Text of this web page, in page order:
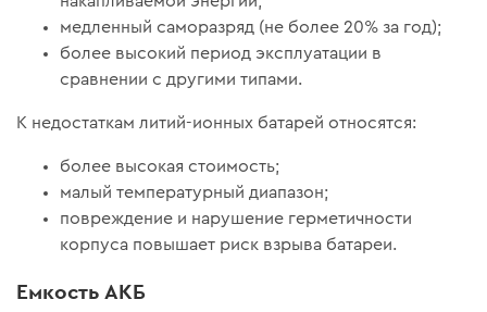
медленный саморазряд (не более 20% за год);
более высокий период эксплуатации в
сравнении с другими типами.
К недостаткам литий-ионных батарей относятся:
более высокая стоимость;
малый температурный диапазон;
повреждение и нарушение герметичности
корпуса повышает риск взрыва батареи.
Емкость АКБ